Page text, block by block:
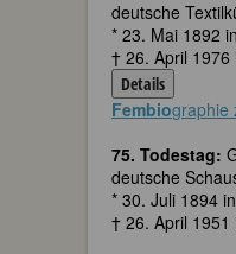
deutsche
* 23. Mai 1892
† 26. April 1976
Details
Fembiographie
75. Todestag:
deutsche
* 30. Juli 1894
† 26. April 1951